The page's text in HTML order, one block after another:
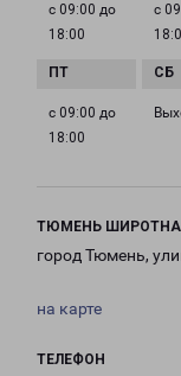
с 09:00 до
18:00
с
с 09:00 до
18:00
ТЮМЕНЬ
город Тюмень,
на карте
ТЕЛЕФОН